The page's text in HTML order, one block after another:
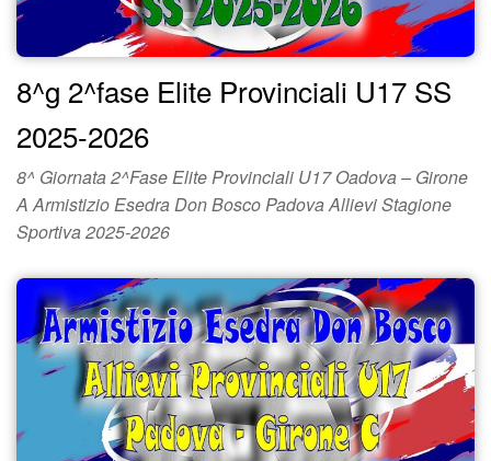
8^g 2^fase Elite Provinciali U17 SS
2025-2026
8^ Giornata 2^Fase Elite Provinciali U17 Oadova – Girone
A Armistizio Esedra Don Bosco Padova Allievi Stagione
Sportiva 2025-2026